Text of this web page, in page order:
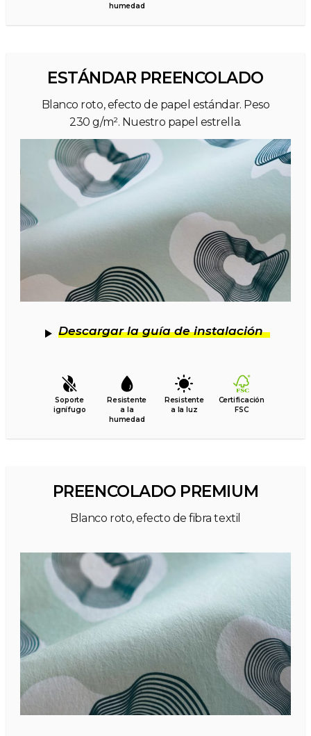
humedad
ESTÁNDAR PREENCOLADO
Blanco roto, efecto de papel estándar. Peso
230 g/m². Nuestro papel estrella.
Descargar la guía de instalación
Soporte
ignífugo
Resistente
a la
humedad
Resistente
a la luz
Certificación
FSC
PREENCOLADO PREMIUM
Blanco roto, efecto de fibra textil